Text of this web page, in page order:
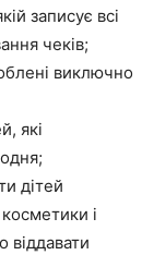
записує всі
чеків;
виключно
які
дітей
і